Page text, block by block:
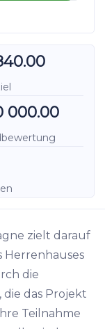
000.00
zielt darauf
Herrenhauses
die
das Projekt
Teilnahme